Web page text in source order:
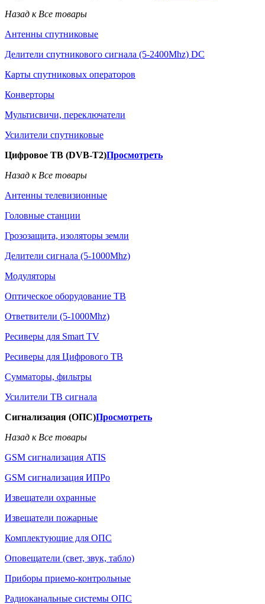
Назад к Все товары
Антенны спутниковые
Делители спутникового сигнала (5-2400Mhz) DC
Карты спутниковых операторов
Конверторы
Мультисвичи, переключатели
Усилители спутниковые
Цифровое ТВ (DVB-T2)Просмотреть
Назад к Все товары
Антенны телевизионные
Головные станции
Грозозащита, изоляторы земли
Делители сигнала (5-1000Mhz)
Модуляторы
Оптическое оборудование ТВ
Ответвители (5-1000Mhz)
Ресиверы для Smart TV
Ресиверы для Цифрового ТВ
Сумматоры, фильтры
Усилители ТВ сигнала
Сигнализация (ОПС)Просмотреть
Назад к Все товары
GSM сигнализация ATIS
GSM сигнализация ИПРо
Извещатели охранные
Извещатели пожарные
Комплектующие для ОПС
Оповещатели (свет, звук, табло)
Приборы приемо-контрольные
Радиоканальные системы ОПС